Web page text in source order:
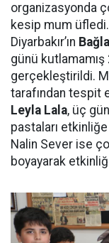
organizasyonda
kesip mum üfledi.
Diyarbakır’ın
günü
gerçekleştirildi.
tarafından tespit
Leyla Lala, üç
pastaları
Nalin Sever ise
boyayarak